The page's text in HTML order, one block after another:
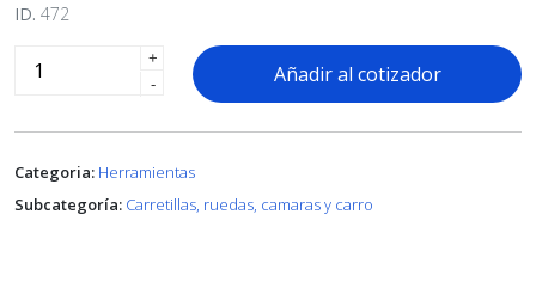
ID. 472
+
-
Añadir al cotizador
Categoria: Herramientas
Subcategoría: Carretillas, ruedas, camaras y carro